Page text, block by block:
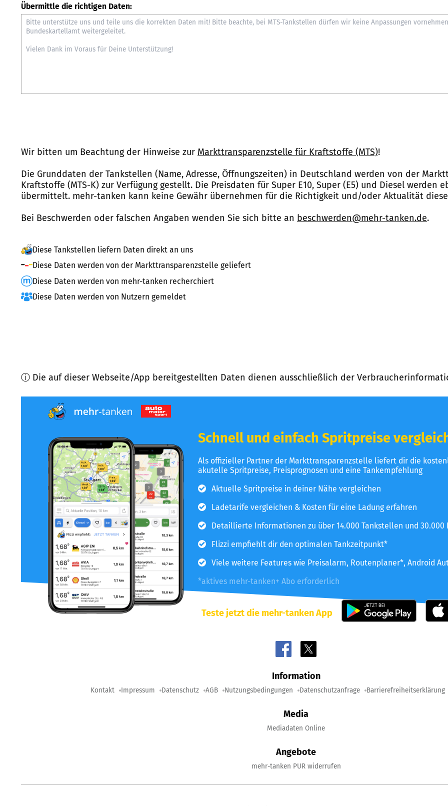
Übermittle die richtigen Daten:
Wir bitten um Beachtung der Hinweise zur Markttransparenzstelle für Kraftstoffe (MTS)!
Die Grunddaten der Tankstellen (Name, Adresse, Öffnungszeiten) in Deutschland werden von der
Kraftstoffe (MTS-K) zur Verfügung gestellt. Die Preisdaten für Super E10, Super (E5) und Diesel werden
übermittelt. mehr-tanken kann keine Gewähr übernehmen für die Richtigkeit und/oder Aktualität
Bei Beschwerden oder falschen Angaben wenden Sie sich bitte an beschwerden@mehr-tanken.de.
Diese Tankstellen liefern Daten direkt an uns
Diese Daten werden von der Markttransparenzstelle geliefert
Diese Daten werden von mehr-tanken recherchiert
Diese Daten werden von Nutzern gemeldet
ⓘ Die auf dieser Webseite/App bereitgestellten Daten dienen ausschließlich der
Schnell und einfach Spritpreise
Als offizieller Partner der Markttransparenzstelle liefert dir die
akutelle Spritpreise, Preisprognosen und eine Tankempfehlung
Aktuelle Spritpreise in deiner Nähe vergleichen
Ladetarife vergleichen & Kosten für eine Ladung erfahren
Detaillierte Informationen zu über 14.000 Tankstellen und 30.000
Flizzi empfiehlt dir den optimalen Tankzeitpunkt*
Viele weitere Features wie Preisalarm, Routenplaner*, Android
*aktives mehr-tanken+ Abo erforderlich
Teste jetzt die mehr-tanken App
Information
Kontakt Impressum Datenschutz AGB Nutzungsbedingungen Datenschutzanfrage Barrierefreiheitserklärung
Media
Mediadaten Online
Angebote
mehr-tanken PUR widerrufen